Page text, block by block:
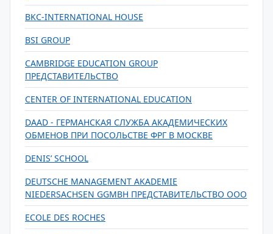
BKC-INTERNATIONAL HOUSE
BSI GROUP
CAMBRIDGE EDUCATION GROUP
ПРЕДСТАВИТЕЛЬСТВО
CENTER OF INTERNATIONAL EDUCATION
DAAD - ГЕРМАНСКАЯ СЛУЖБА АКАДЕМИЧЕСКИХ
ОБМЕНОВ ПРИ ПОСОЛЬСТВЕ ФРГ В МОСКВЕ
DENIS’ SCHOOL
DEUTSCHE MANAGEMENT AKADEMIE
NIEDERSACHSEN GGMBH ПРЕДСТАВИТЕЛЬСТВО ООО
ECOLE DES ROCHES